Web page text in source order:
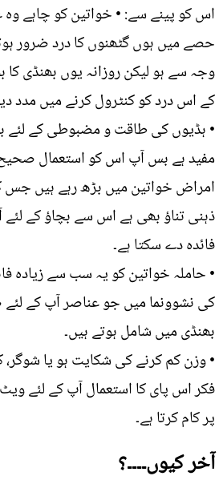
اس کو پینے سے: • خواتین کو چاہے
حصے میں ہوں گٹھنوں کا درد ضرور
وجہ سے ہو لیکن روزانہ یوں بھنڈی کا
کے اس درد کو کنٹرول کرنے میں مدد
• ہڈیوں کی طاقت و مضبوطی کے لئے
مفید ہے بس آپ اس کو استعمال
امراض خواتین میں بڑھ رہے ہیں
ذہنی تناؤ بھی ہے اس سے بچاؤ کے
فائدہ دے سکتا ہے۔
• حاملہ خواتین کو یہ سب سے زیادہ
کی نشوونما میں جو عناصر آپ کے
بھنڈی میں شامل ہوتے ہیں۔
• وزن کم کرنے کی شکایت ہو یا
فکر اس پای کا استعمال آپ کے لئے
پر کام کرتا ہے۔
آخر کیوں۔۔۔۔؟